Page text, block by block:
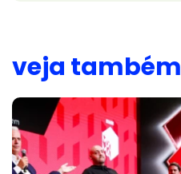
veja também